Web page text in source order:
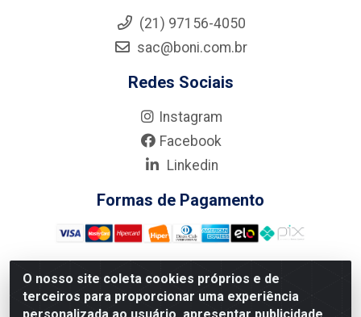
O nosso site coleta cookies próprios e de
terceiros para proporcionar uma experiência
(21) 97156-4050
sac@boni.com.br
Redes Sociais
Instagram
Facebook
Linkedin
Formas de Pagamento
Nova Boni Distribuidora de Material de Construção LTDA - Rua
Alice Tibiriçá, 330 - Vila Da Penha, Rio de Janeiro/RJ - CEP: